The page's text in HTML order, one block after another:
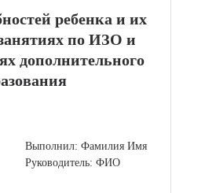
ребенка и их
по ИЗО и
дополнительного
Выполнил: Фамилия Имя
Руководитель: ФИО